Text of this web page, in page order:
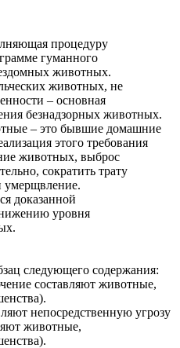
процедуру
гуманного
животных.
животных, не
– основная
безнадзорных животных.
– это бывшие домашние
этого требования
животных, выброс
сократить трату
умерщвление.
доказанной
уровня
следующего содержания:
составляют животные,
непосредственную угрозу
животные,